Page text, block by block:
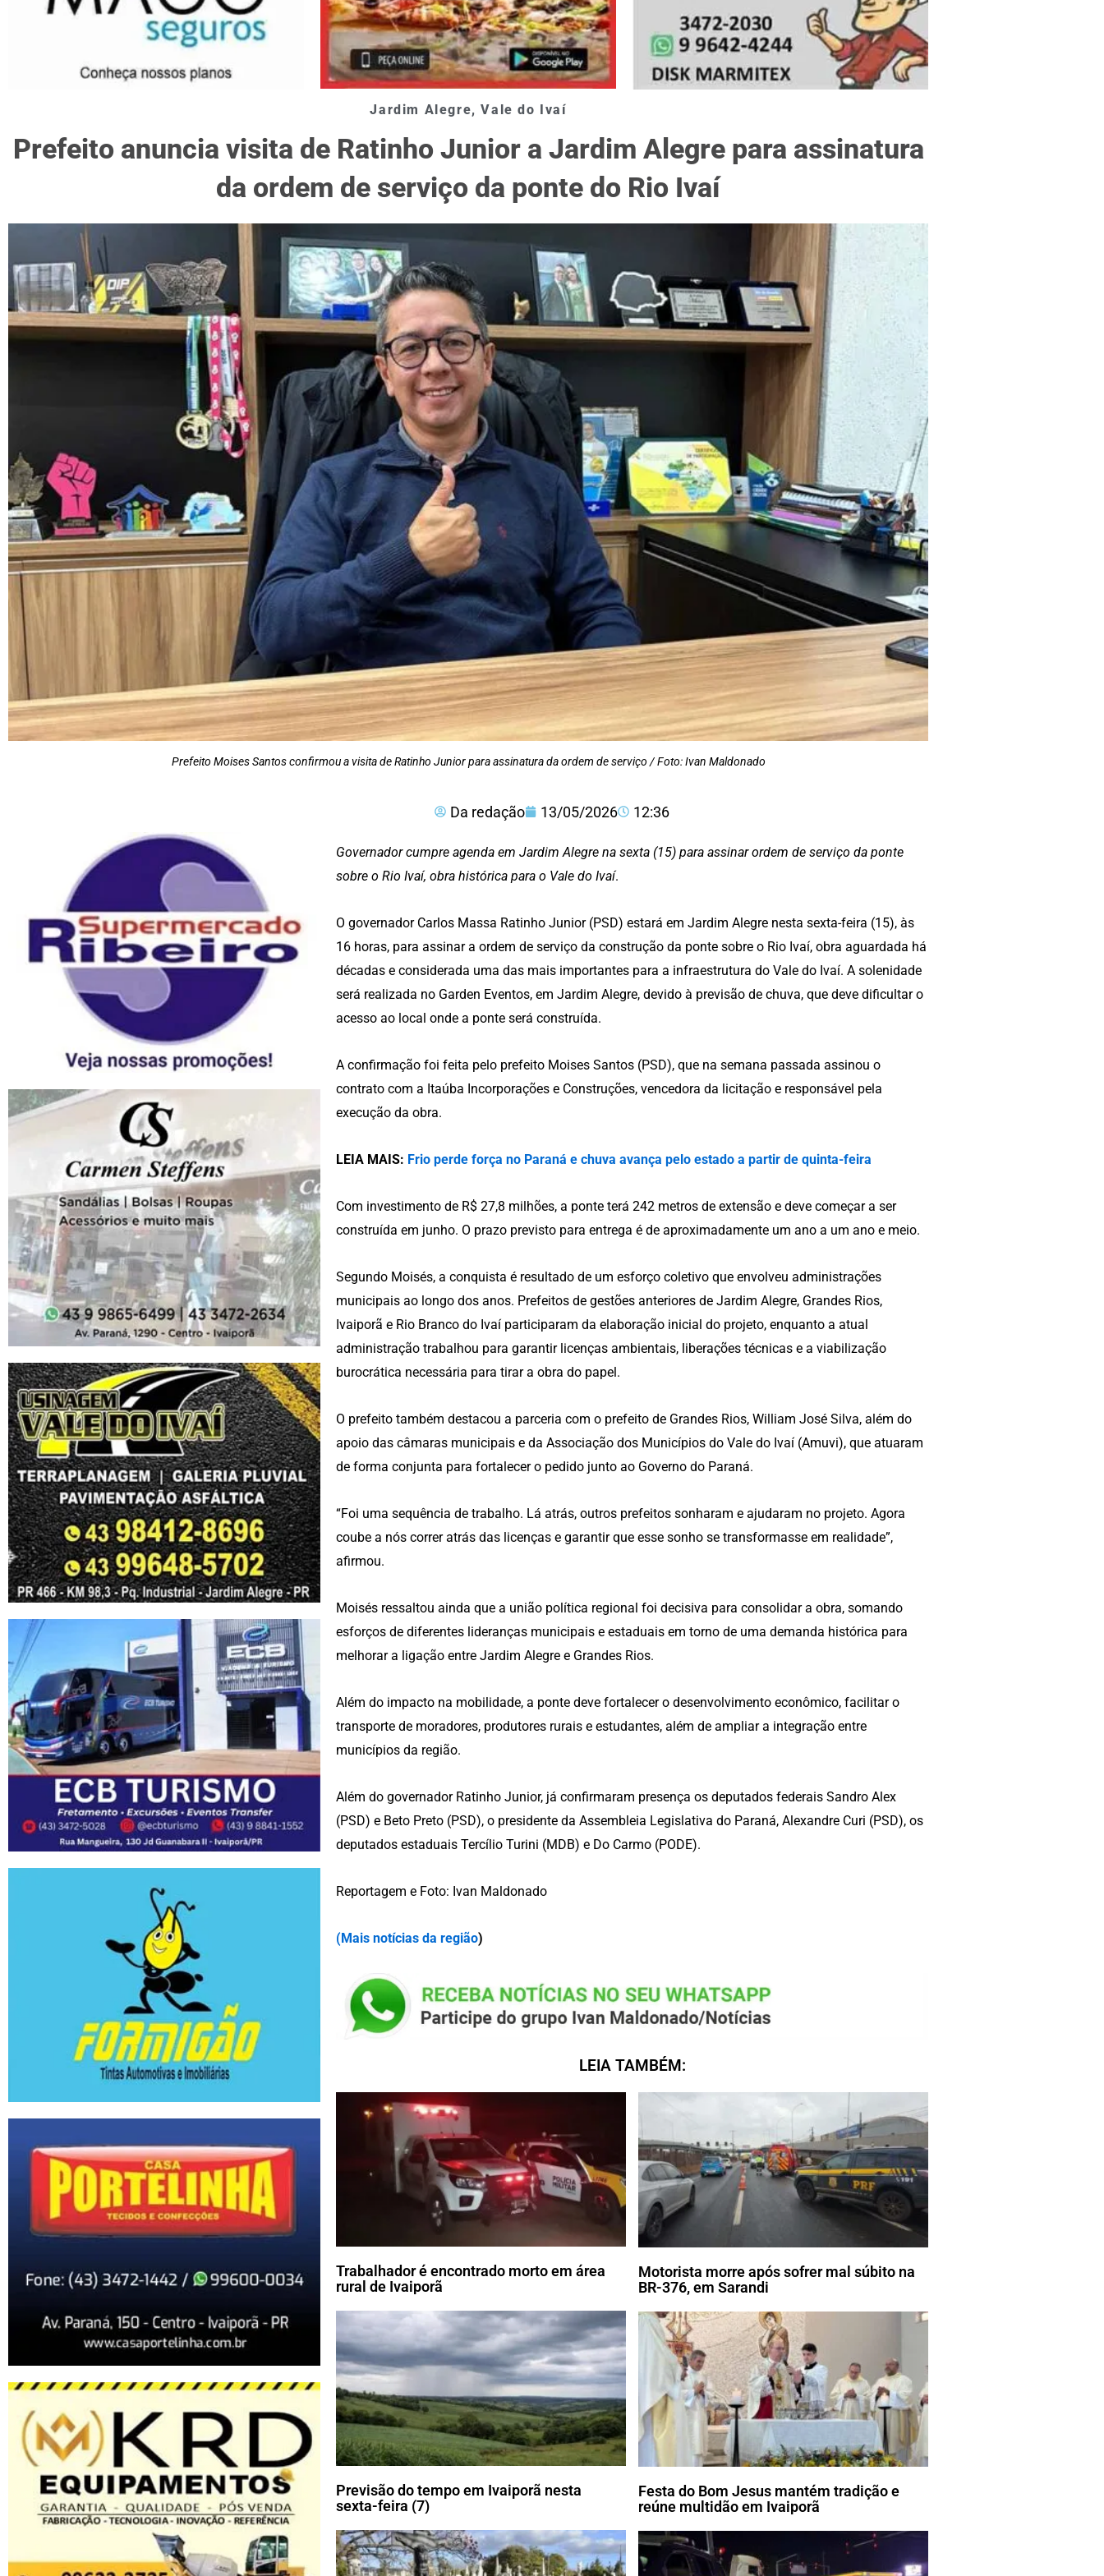
Jardim Alegre,Vale do Ivaí
Prefeito anuncia visita de Ratinho Junior a Jardim Alegre para assinatura
da ordem de serviço da ponte do Rio Ivaí
Prefeito Moises Santos confirmou a visita de Ratinho Junior para assinatura da ordem de serviço / Foto: Ivan Maldonado
Da redação 13/05/2026 12:36
Governador cumpre agenda em Jardim Alegre na sexta (15) para assinar ordem de serviço da ponte
sobre o Rio Ivaí, obra histórica para o Vale do Ivaí.
O governador Carlos Massa Ratinho Junior (PSD) estará em Jardim Alegre nesta sexta-feira (15), às
16 horas, para assinar a ordem de serviço da construção da ponte sobre o Rio Ivaí, obra aguardada há
décadas e considerada uma das mais importantes para a infraestrutura do Vale do Ivaí. A solenidade
será realizada no Garden Eventos, em Jardim Alegre, devido à previsão de chuva, que deve dificultar o
acesso ao local onde a ponte será construída.
A confirmação foi feita pelo prefeito Moises Santos (PSD), que na semana passada assinou o
contrato com a Itaúba Incorporações e Construções, vencedora da licitação e responsável pela
execução da obra.
LEIA MAIS: Frio perde força no Paraná e chuva avança pelo estado a partir de quinta-feira
Com investimento de R$ 27,8 milhões, a ponte terá 242 metros de extensão e deve começar a ser
construída em junho. O prazo previsto para entrega é de aproximadamente um ano a um ano e meio.
Segundo Moisés, a conquista é resultado de um esforço coletivo que envolveu administrações
municipais ao longo dos anos. Prefeitos de gestões anteriores de Jardim Alegre, Grandes Rios,
Ivaiporã e Rio Branco do Ivaí participaram da elaboração inicial do projeto, enquanto a atual
administração trabalhou para garantir licenças ambientais, liberações técnicas e a viabilização
burocrática necessária para tirar a obra do papel.
O prefeito também destacou a parceria com o prefeito de Grandes Rios, William José Silva, além do
apoio das câmaras municipais e da Associação dos Municípios do Vale do Ivaí (Amuvi), que atuaram
de forma conjunta para fortalecer o pedido junto ao Governo do Paraná.
“Foi uma sequência de trabalho. Lá atrás, outros prefeitos sonharam e ajudaram no projeto. Agora
coube a nós correr atrás das licenças e garantir que esse sonho se transformasse em realidade”,
afirmou.
Moisés ressaltou ainda que a união política regional foi decisiva para consolidar a obra, somando
esforços de diferentes lideranças municipais e estaduais em torno de uma demanda histórica para
melhorar a ligação entre Jardim Alegre e Grandes Rios.
Além do impacto na mobilidade, a ponte deve fortalecer o desenvolvimento econômico, facilitar o
transporte de moradores, produtores rurais e estudantes, além de ampliar a integração entre
municípios da região.
Além do governador Ratinho Junior, já confirmaram presença os deputados federais Sandro Alex
(PSD) e Beto Preto (PSD), o presidente da Assembleia Legislativa do Paraná, Alexandre Curi (PSD), os
deputados estaduais Tercílio Turini (MDB) e Do Carmo (PODE).
Reportagem e Foto: Ivan Maldonado
(Mais notícias da região)
LEIA TAMBÉM:
Trabalhador é encontrado morto em área
rural de Ivaiporã
Motorista morre após sofrer mal súbito na
BR-376, em Sarandi
Previsão do tempo em Ivaiporã nesta
sexta-feira (7)
Festa do Bom Jesus mantém tradição e
reúne multidão em Ivaiporã